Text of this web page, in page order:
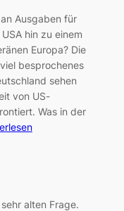
Ausgaben für
hin zu einem
Europa? Die
besprochenes
sehen
von US-
Was in der
alten Frage.